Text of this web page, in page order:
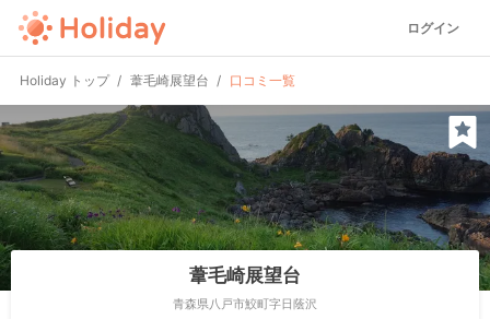
ログイン
Holiday トップ 葦毛崎展望台 口コミ一覧
葦毛崎展望台
青森県八戸市鮫町字日蔭沢